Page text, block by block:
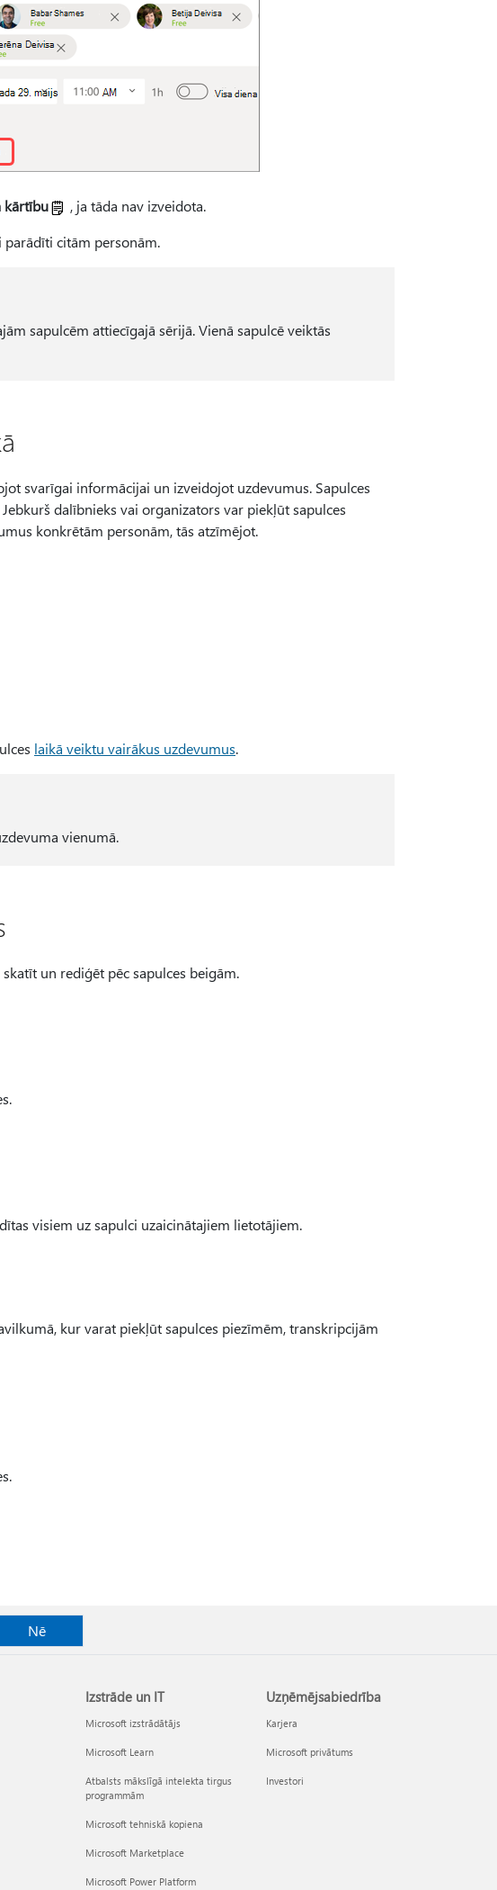
kārtību
, ja tāda nav izveidota.
citām personām.
sapulcēm attiecīgajā sērijā. Vienā sapulcē veiktās
svarīgai informācijai un izveidojot uzdevumus. Sapulces
dalībnieks vai organizators var piekļūt sapulces
konkrētām personām, tās atzīmējot.
laikā veiktu vairākus uzdevumus.
vienumā.
un rediģēt pēc sapulces beigām.
visiem uz sapulci uzaicinātajiem lietotājiem.
kur varat piekļūt sapulces piezīmēm, transkripcijām
Nē
Izstrāde un IT
Microsoft izstrādātājs
Microsoft Learn
Atbalsts mākslīgā intelekta tirgus
programmām
Microsoft tehniskā kopiena
Microsoft Marketplace
Microsoft Power Platform
Uzņēmējsabiedrība
Karjera
Microsoft privātums
Investori